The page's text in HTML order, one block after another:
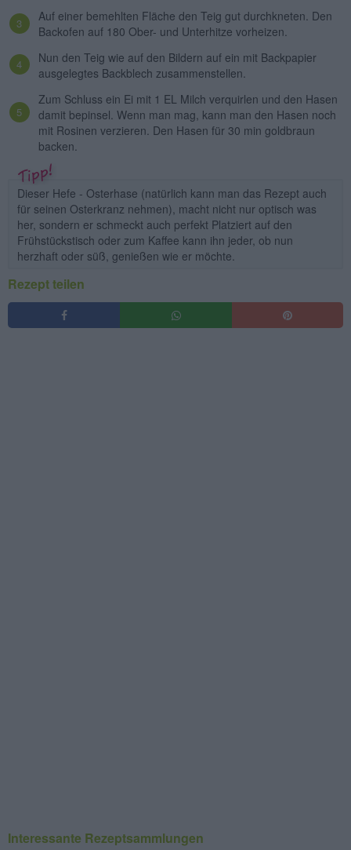
Auf einer bemehlten Fläche den Teig gut durchkneten. Den
Backofen auf 180 Ober- und Unterhitze vorheizen.
Nun den Teig wie auf den Bildern auf ein mit Backpapier
ausgelegtes Backblech zusammenstellen.
Zum Schluss ein Ei mit 1 EL Milch verquirlen und den Hasen
damit bepinsel. Wenn man mag, kann man den Hasen noch
mit Rosinen verzieren. Den Hasen für 30 min goldbraun
backen.
Dieser Hefe - Osterhase (natürlich kann man das Rezept auch
für seinen Osterkranz nehmen), macht nicht nur optisch was
her, sondern er schmeckt auch perfekt Platziert auf den
Frühstückstisch oder zum Kaffee kann ihn jeder, ob nun
herzhaft oder süß, genießen wie er möchte.
Rezept teilen
Interessante Rezeptsammlungen